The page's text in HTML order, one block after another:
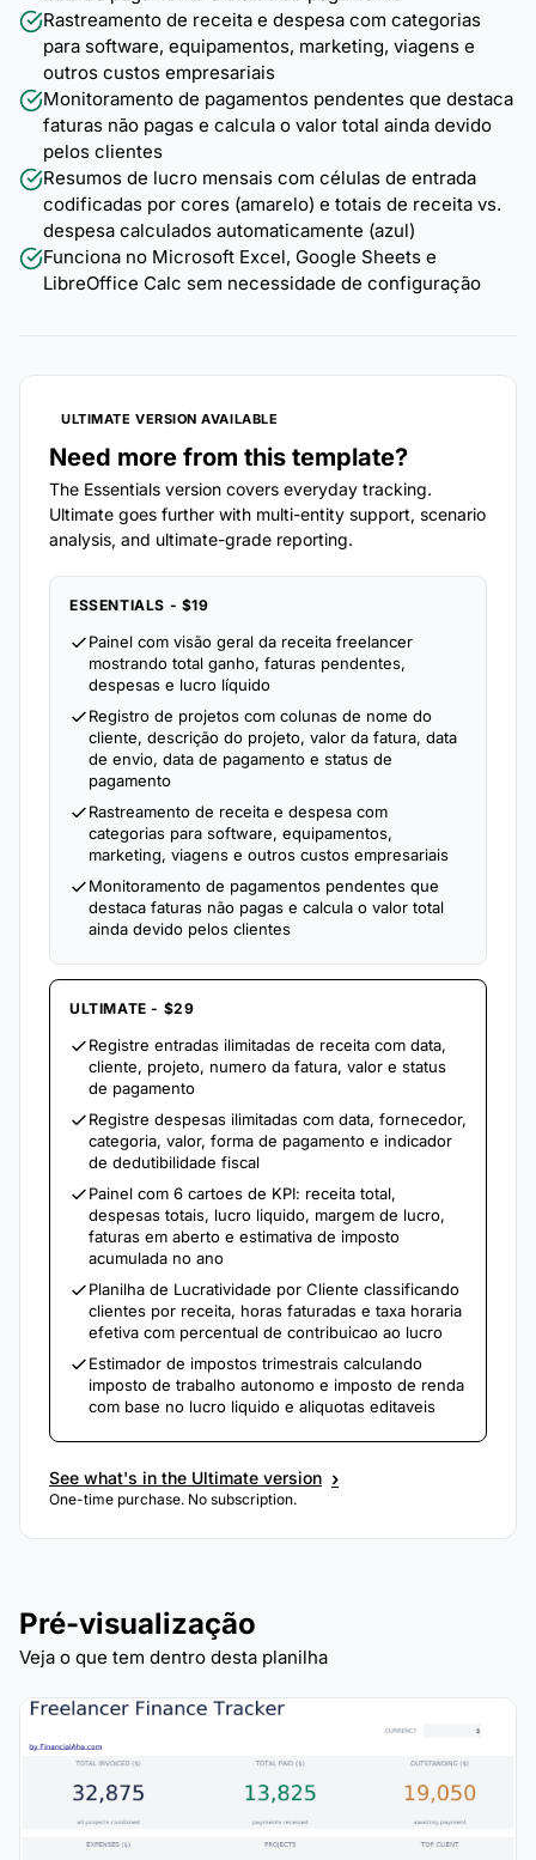
Rastreamento de receita e despesa com categorias
para software, equipamentos, marketing, viagens e
outros custos empresariais
Monitoramento de pagamentos pendentes que destaca
faturas não pagas e calcula o valor total ainda devido
pelos clientes
Resumos de lucro mensais com células de entrada
codificadas por cores (amarelo) e totais de receita vs.
despesa calculados automaticamente (azul)
Funciona no Microsoft Excel, Google Sheets e
LibreOffice Calc sem necessidade de configuração
ULTIMATE VERSION AVAILABLE
Need more from this template?
The Essentials version covers everyday tracking.
Ultimate goes further with multi-entity support, scenario
analysis, and ultimate-grade reporting.
ESSENTIALS - $19
Painel com visão geral da receita freelancer
mostrando total ganho, faturas pendentes,
despesas e lucro líquido
Registro de projetos com colunas de nome do
cliente, descrição do projeto, valor da fatura, data
de envio, data de pagamento e status de
pagamento
Rastreamento de receita e despesa com
categorias para software, equipamentos,
marketing, viagens e outros custos empresariais
Monitoramento de pagamentos pendentes que
destaca faturas não pagas e calcula o valor total
ainda devido pelos clientes
ULTIMATE - $29
Registre entradas ilimitadas de receita com data,
cliente, projeto, numero da fatura, valor e status
de pagamento
Registre despesas ilimitadas com data, fornecedor,
categoria, valor, forma de pagamento e indicador
de dedutibilidade fiscal
Painel com 6 cartoes de KPI: receita total,
despesas totais, lucro liquido, margem de lucro,
faturas em aberto e estimativa de imposto
acumulada no ano
Planilha de Lucratividade por Cliente classificando
clientes por receita, horas faturadas e taxa horaria
efetiva com percentual de contribuicao ao lucro
Estimador de impostos trimestrais calculando
imposto de trabalho autonomo e imposto de renda
com base no lucro liquido e aliquotas editaveis
See what's in the Ultimate version ›
One-time purchase. No subscription.
Pré-visualização
Veja o que tem dentro desta planilha